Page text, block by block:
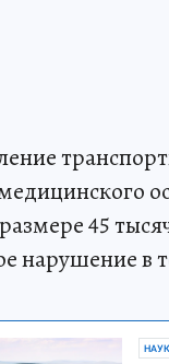
45
нарушение в